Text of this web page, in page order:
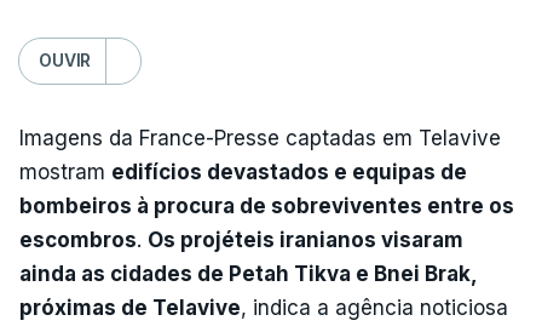
OUVIR
Imagens da France-Presse captadas em Telavive
mostram edifícios devastados e equipas de
bombeiros à procura de sobreviventes entre os
escombros. Os projéteis iranianos visaram
ainda as cidades de Petah Tikva e Bnei Brak,
próximas de Telavive, indica a agência noticiosa